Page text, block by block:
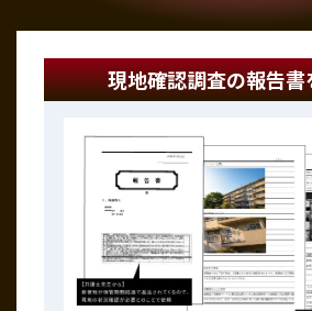
現地確認調査の報告書